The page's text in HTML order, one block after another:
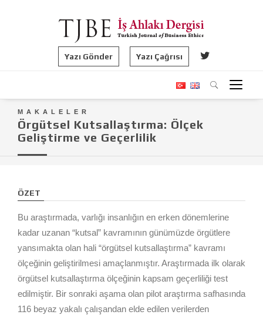
Yazı Gönder Yazı Çağrısı
MAKALELER
Örgütsel Kutsallaştırma: Ölçek
Geliştirme ve Geçerlilik
ÖZET
Bu araştırmada, varlığı insanlığın en erken dönemlerine
kadar uzanan “kutsal” kavramının günümüzde örgütlere
yansımakta olan hali “örgütsel kutsallaştırma” kavramı
ölçeğinin geliştirilmesi amaçlanmıştır. Araştırmada ilk olarak
örgütsel kutsallaştırma ölçeğinin kapsam geçerliliği test
edilmiştir. Bir sonraki aşama olan pilot araştırma safhasında
116 beyaz yakalı çalışandan elde edilen verilerden